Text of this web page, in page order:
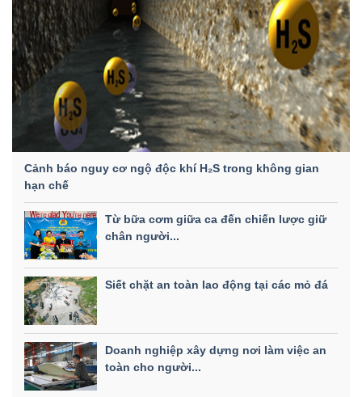
Cảnh báo nguy cơ ngộ độc khí H₂S trong không gian
hạn chế
Từ bữa cơm giữa ca đến chiến lược giữ
chân người...
Siết chặt an toàn lao động tại các mỏ đá
Doanh nghiệp xây dựng nơi làm việc an
toàn cho người...